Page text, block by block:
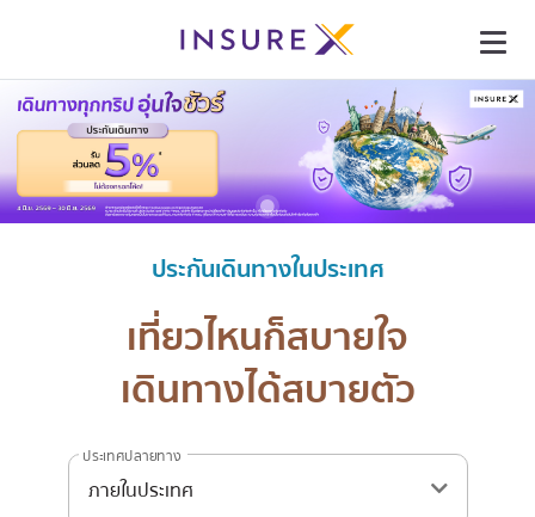
ประกันเดินทางในประเทศ
เที่ยวไหนก็สบายใจ
เดินทางได้สบายตัว
ประเทศปลายทาง
ภายในประเทศ